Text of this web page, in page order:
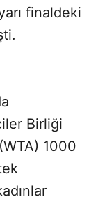
finaldeki
Birliği
1000